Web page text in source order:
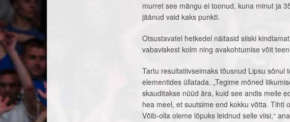
murret see mängu ei toonud, kuna minut ja
jäänud vaid kaks punkti.
Otsustavatel hetkedel näitasid siiski
vabaviskest kolm ning avakohtumise võit
Tartu resultatiivseimaks tõusnud Lipsu sõnul
elementides üllatada. „Tegime mõned
skauditakse nüüd ära, kuid see andis meile
hea meel, et suutsime end kokku võtta. Tihti
Võib-olla oleme lõpuks leidnud selle viisi,“